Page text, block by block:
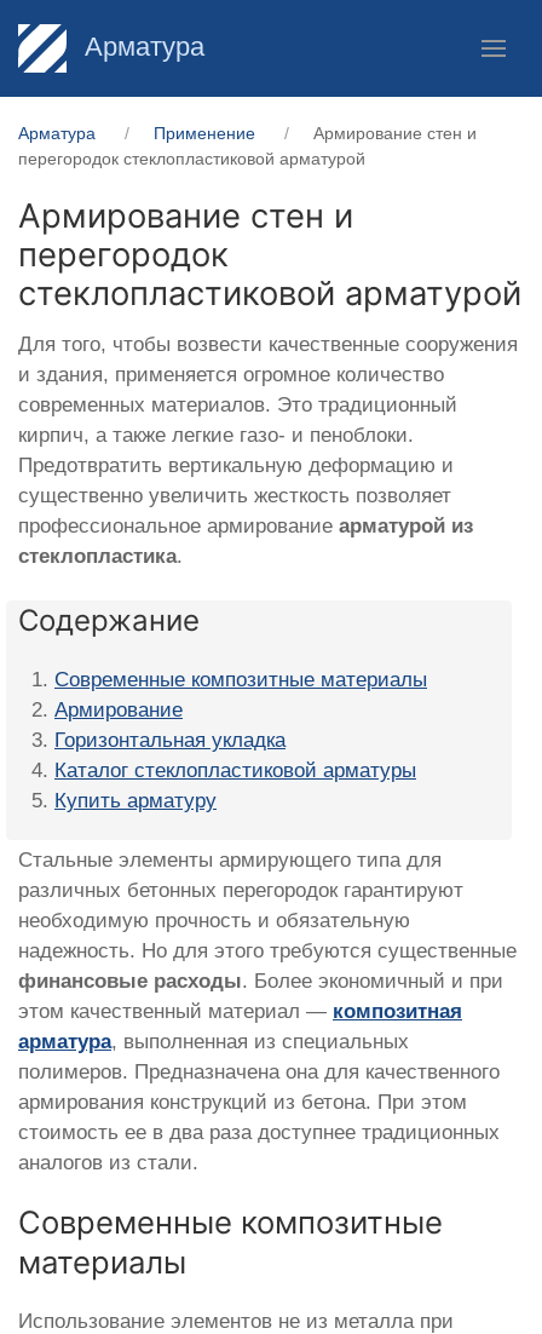
Арматура
Арматура Применение
Армирование стен и
перегородок стеклопластиковой арматурой
Армирование стен и
перегородок
стеклопластиковой арматурой
Для того, чтобы возвести качественные сооружения
и здания, применяется огромное количество
современных материалов. Это традиционный
кирпич, а также легкие газо- и пеноблоки.
Предотвратить вертикальную деформацию и
существенно увеличить жесткость позволяет
профессиональное армирование арматурой из
стеклопластика.
Содержание
Современные композитные материалы
Армирование
Горизонтальная укладка
Каталог стеклопластиковой арматуры
Купить арматуру
Стальные элементы армирующего типа для
различных бетонных перегородок гарантируют
необходимую прочность и обязательную
надежность. Но для этого требуются существенные
финансовые расходы. Более экономичный и при
этом качественный материал — композитная
арматура, выполненная из специальных
полимеров. Предназначена она для качественного
армирования конструкций из бетона. При этом
стоимость ее в два раза доступнее традиционных
аналогов из стали.
Современные композитные
материалы
Использование элементов не из металла при